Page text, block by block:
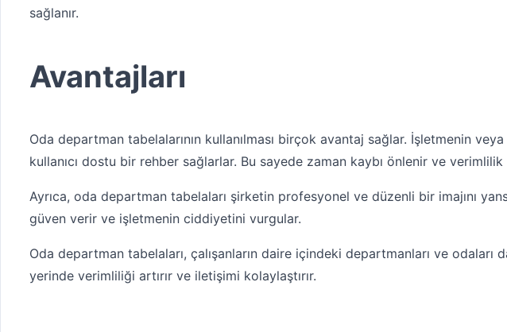
sağlanır.
Avantajları
Oda departman tabelalarının kullanılması birçok avantaj sağlar. İşletmenin
kullanıcı dostu bir rehber sağlarlar. Bu sayede zaman kaybı önlenir ve verimlilik
Ayrıca, oda departman tabelaları şirketin profesyonel ve düzenli bir imajını
güven verir ve işletmenin ciddiyetini vurgular.
Oda departman tabelaları, çalışanların daire içindeki departmanları ve odaları
yerinde verimliliği artırır ve iletişimi kolaylaştırır.